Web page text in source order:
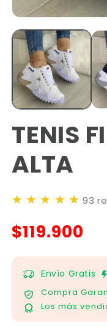
TENIS
ALTA
★ ★ ★ ★ ★ 93
$119.900
Envío Gratis
Compra
Los más